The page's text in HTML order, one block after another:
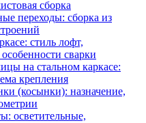
сборка
переходы: сборка из
стиль лофт,
сварки
на стальном каркасе:
крепления
(косынки): назначение,
осветительные,